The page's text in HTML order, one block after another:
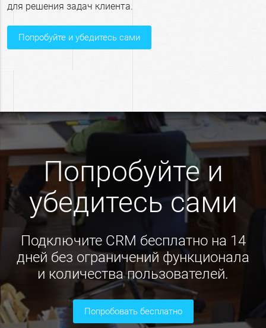
для решения задач клиента.
попробуйте и убедитесь сами
Попробуйте и
убедитесь сами
Подключите CRM бесплатно на 14
дней без ограничений функционала
и количества пользователей.
попробовать бесплатно